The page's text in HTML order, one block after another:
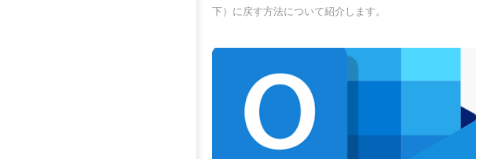
下）に戻す方法について紹介します。